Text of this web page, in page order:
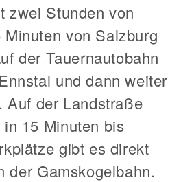
zwei Stunden von
von Salzburg
der Tauernautobahn
und dann weiter
Auf der Landstraße
15 Minuten bis
gibt es direkt
der Gamskogelbahn.